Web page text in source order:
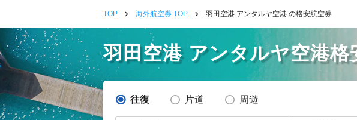
TOP 海外航空券 TOP 羽田空港 アンタルヤ空港 の格安航空券
羽田空港 アンタルヤ空港
往復 片道 周遊